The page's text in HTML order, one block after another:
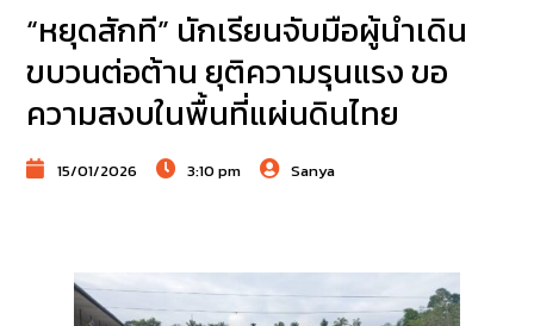
“หยุดสักที” นักเรียนจับมือผู้นำเดิน
ขบวนต่อต้าน ยุติความรุนแรง ขอ
ความสงบในพื้นที่แผ่นดินไทย
15/01/2026 3:10 pm Sanya